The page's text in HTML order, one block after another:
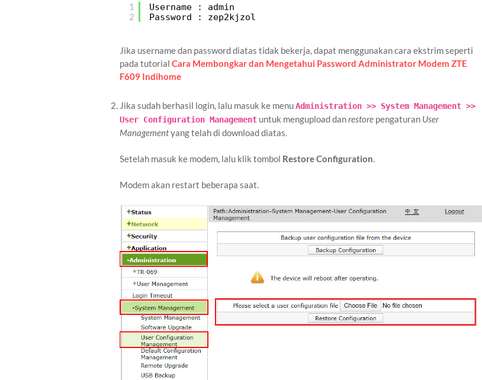
1
2
Username : admin
Password : zep2kjzol
Jika username dan password diatas tidak bekerja, dapat menggunakan cara ekstrim seperti
pada tutorial Cara Membongkar dan Mengetahui Password Administrator Modem ZTE
F609 Indihome
Jika sudah berhasil login, lalu masuk ke menuAdministration >> System Management >>
User Configuration Management untuk mengupload danrestore pengaturan User
Managementyang telah di download diatas.
Setelah masuk ke modem, lalu klik tombol Restore Configuration
Modem akan restart beberapa saat.